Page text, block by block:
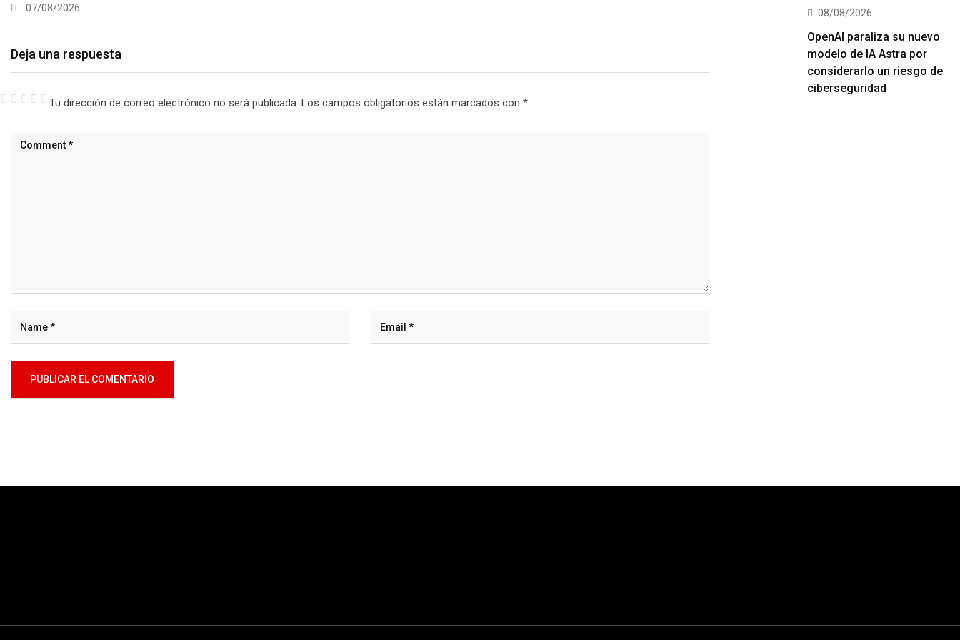
07/08/2026
Deja una respuesta
Tu dirección de correo electrónico no será publicada. Los campos obligatorios están marcados con *
08/08/2026
OpenAI paraliza su nuevo
modelo de IA Astra por
considerarlo un riesgo de
ciberseguridad